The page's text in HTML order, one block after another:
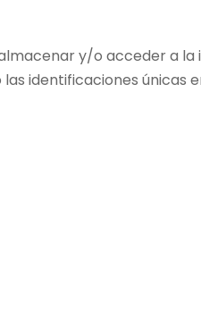
y/o acceder a
identificaciones únicas